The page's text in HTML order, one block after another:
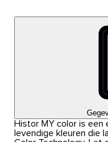
Histor MY color is
levendige kleuren die